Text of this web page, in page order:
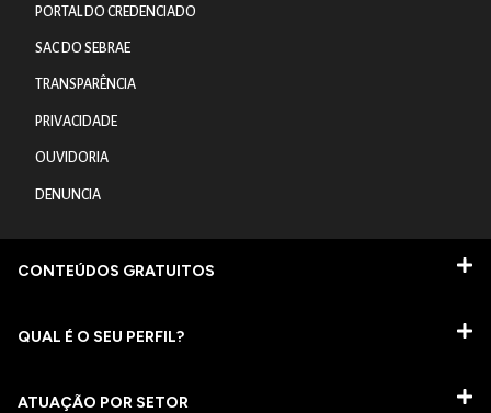
PORTAL DO CREDENCIADO
SAC DO SEBRAE
TRANSPARÊNCIA
PRIVACIDADE
OUVIDORIA
DENUNCIA
CONTEÚDOS GRATUITOS
QUAL É O SEU PERFIL?
ATUAÇÃO POR SETOR